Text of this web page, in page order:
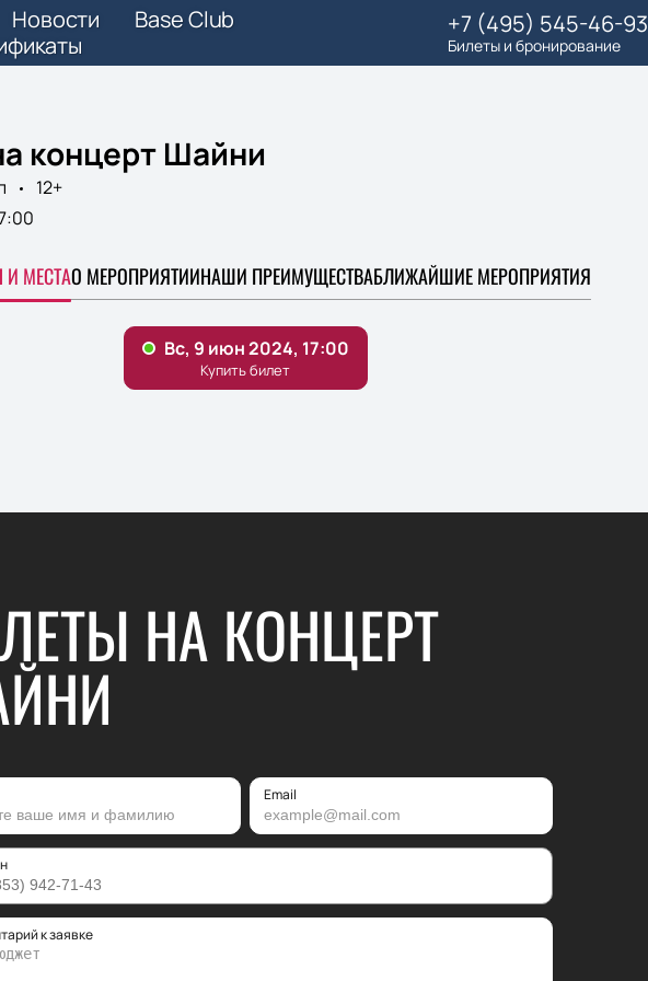
Новости
Base Club
+7 (495) 545-46-93
Билеты и бронирование
концерт Шайни
12+
МЕСТАО МЕРОПРИЯТИИНАШИ ПРЕИМУЩЕСТВАБЛИЖАЙШИЕ МЕРОПРИЯТИЯ
НА КОНЦЕРТ
Email
к заявке